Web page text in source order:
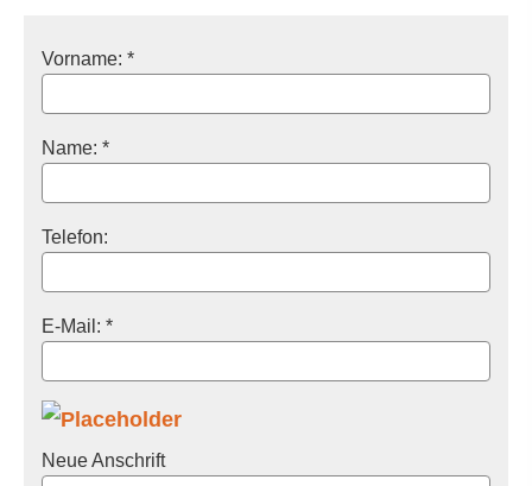
Vorname: *
Name: *
Telefon:
E-Mail: *
Neue Anschrift